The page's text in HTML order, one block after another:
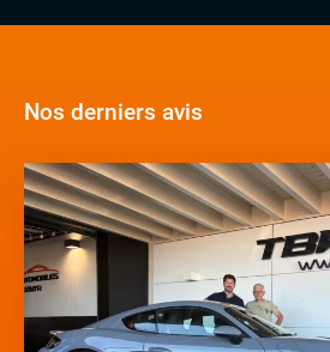
Nos derniers avis